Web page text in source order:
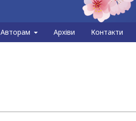
Авторам Архіви Контакти